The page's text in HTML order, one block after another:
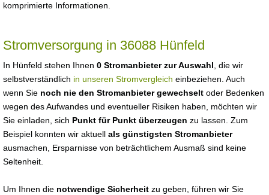
komprimierte Informationen.
Stromversorgung in 36088 Hünfeld
In Hünfeld stehen Ihnen 0 Stromanbieter zur Auswahl , die wir
selbstverständlich in unseren Stromvergleich einbeziehen. Auch
wenn Sie noch nie den Stromanbieter gewechselt oder Bedenken
wegen des Aufwandes und eventueller Risiken haben, möchten wir
Sie einladen, sich Punkt für Punkt überzeugen zu lassen. Zum
Beispiel konnten wir aktuell als günstigsten Stromanbieter
ausmachen, Ersparnisse von beträchtlichem Ausmaß sind keine
Seltenheit.
Um Ihnen die notwendige Sicherheit zu geben, führen wir Sie